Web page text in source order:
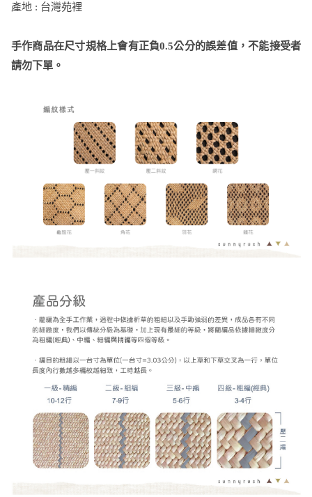
產地 : 台灣苑裡
手作商品在尺寸規格上會有正負0.5公分的誤差值，不能接受者
請勿下單。